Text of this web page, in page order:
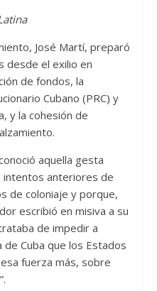
José Martí, preparó
desde el exilio en
de fondos, la
Cubano (PRC) y
y la cohesión de
aquella gesta
intentos anteriores de
de coloniaje y porque,
escribió en misiva a su
de impedir a
Cuba que los Estados
fuerza más, sobre